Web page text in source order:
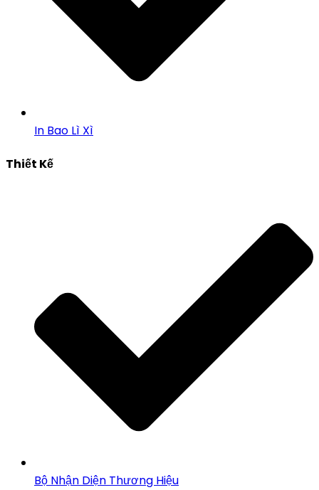
In Bao Lì Xì
Thiết Kế
Bộ Nhận Diện Thương Hiệu